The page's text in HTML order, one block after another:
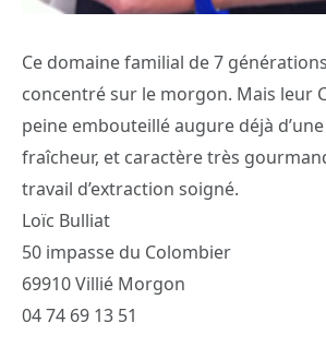
Ce domaine familial de 7
concentré sur le morgon. Mais leur
peine embouteillé augure déjà
fraîcheur, et caractère très
travail d’extraction soigné.
Loïc Bulliat
50 impasse du Colombier
69910 Villié Morgon
04 74 69 13 51